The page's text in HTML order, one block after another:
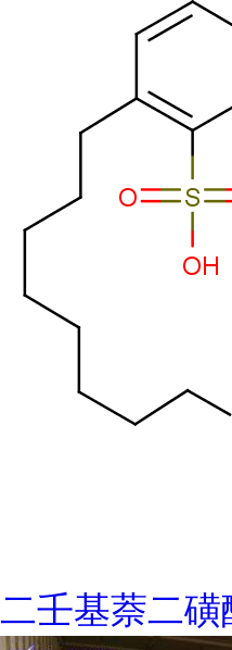
二壬基萘二